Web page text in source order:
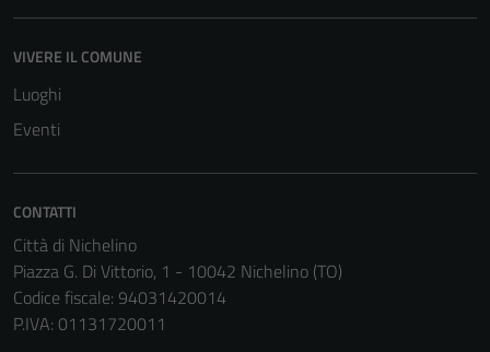
VIVERE IL COMUNE
Luoghi
Eventi
CONTATTI
Città di Nichelino
Piazza G. Di Vittorio, 1 - 10042 Nichelino (TO)
Codice fiscale: 94031420014
P.IVA: 01131720011